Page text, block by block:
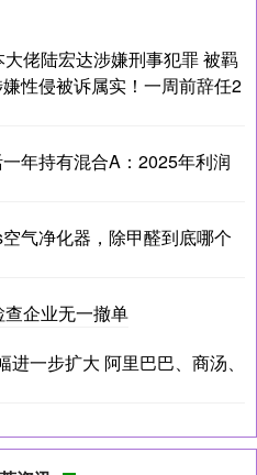
佬陆宏达涉嫌刑事犯罪 被羁
性侵被诉属实！一周前辞任2
年持有混合A：2025年利润
气净化器，除甲醛到底哪个
企业无一撤单
一步扩大 阿里巴巴、商汤、